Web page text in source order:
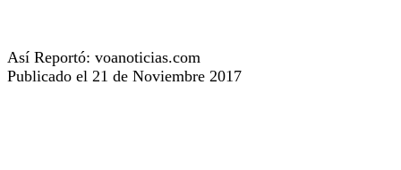
Así Reportó: voanoticias.com
Publicado el 21 de Noviembre 2017